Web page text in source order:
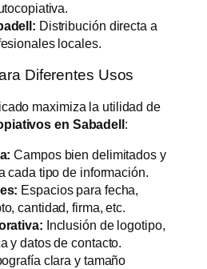
Distribución directa a
locales.
Diferentes Usos
maximiza la utilidad de
en Sabadell:
Campos bien delimitados y
cada tipo de información.
Espacios para fecha,
cantidad, firma, etc.
Inclusión de logotipo,
y datos de contacto.
clara y tamaño